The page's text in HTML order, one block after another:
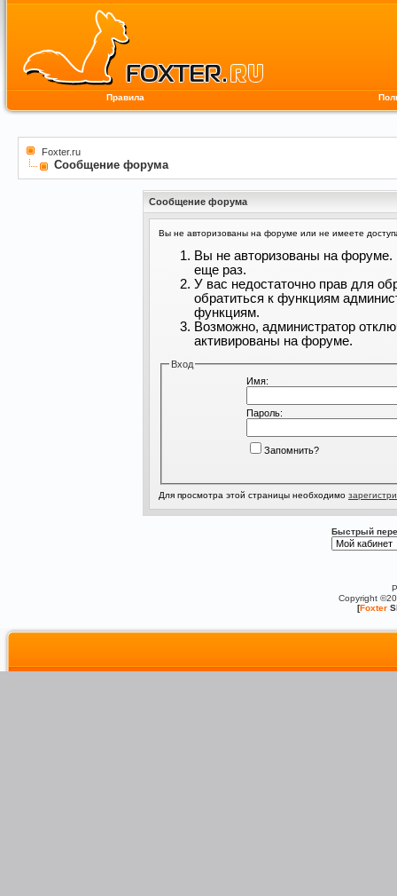
Правила
Foxter.ru
Сообщение форума
Сообщение форума
Вы не авторизованы на форуме или не имеете
Вы не авторизованы на форуме.
еще раз.
У вас недостаточно прав для
обратиться к функциям
функциям.
Возможно, администратор
активированы на форуме.
Вход
Имя:
Пароль:
Запомнить?
Для просмотра этой страницы необходимо
Быстрый
Copyright
[Foxter